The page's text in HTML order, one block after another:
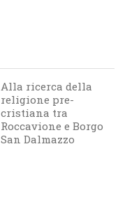
Alla ricerca della
religione pre-
cristiana tra
Roccavione e Borgo
San Dalmazzo